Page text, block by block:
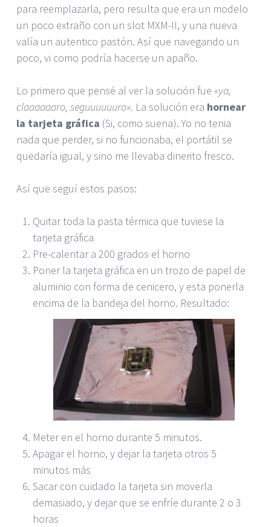
para reemplazarla, pero resulta que era un modelo
un poco extraño con un slot MXM-II, y una nueva
valía un autentico pastón. Así que navegando un
poco, vi como podría hacerse un apaño.
Lo primero que pensé al ver la solución fue «ya,
claaaaaaro, seguuuuuuro». La solución era hornear
la tarjeta gráfica (Si, como suena). Yo no tenia
nada que perder, si no funcionaba, el portátil se
quedaría igual, y sino me llevaba dinerito fresco.
Así que seguí estos pasos:
Quitar toda la pasta térmica que tuviese la
tarjeta gráfica
Pre-calentar a 200 grados el horno
Poner la tarjeta gráfica en un trozo de papel de
aluminio con forma de cenicero, y esta ponerla
encima de la bandeja del horno. Resultado:
Meter en el horno durante 5 minutos.
Apagar el horno, y dejar la tarjeta otros 5
minutos más
Sacar con cuidado la tarjeta sin moverla
demasiado, y dejar que se enfríe durante 2 o 3
horas